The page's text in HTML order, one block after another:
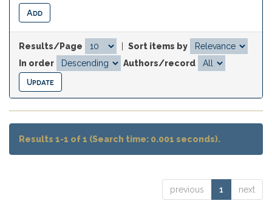
Results/Page
Sort items by
In order
Authors/record
Results 1-1 of 1 (Search time: 0.001 seconds).
previous 1 next